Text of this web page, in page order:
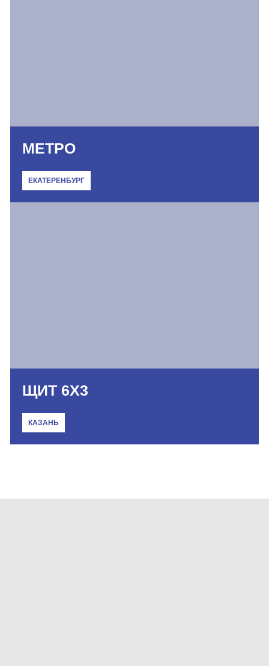
МЕТРО
ЕКАТЕРЕНБУРГ
ЩИТ 6Х3
КАЗАНЬ